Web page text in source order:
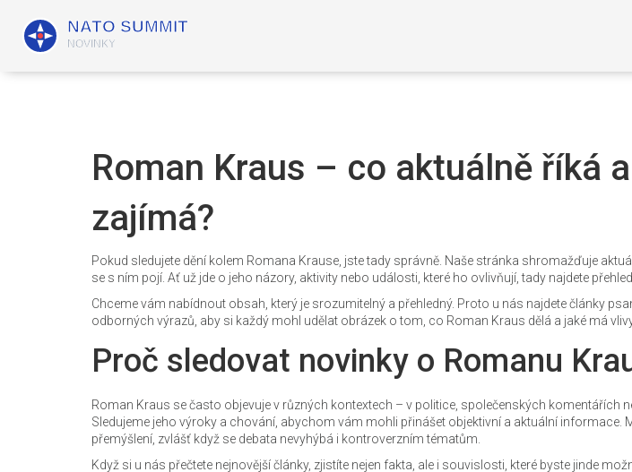
Roman Kraus – co aktuálně říká
zajímá?
Pokud sledujete dění kolem Romana Krause, jste tady správně. Naše stránka shromažďuje
se s ním pojí. Ať už jde o jeho názory, aktivity nebo události, které ho ovlivňují, tady najdete
Chceme vám nabídnout obsah, který je srozumitelný a přehledný. Proto u nás najdete články
odborných výrazů, aby si každý mohl udělat obrázek o tom, co Roman Kraus dělá a jaké má
Proč sledovat novinky o Romanu
Roman Kraus se často objevuje v různých kontextech – v politice, společenských komentářích
Sledujeme jeho výroky a chování, abychom vám mohli přinášet objektivní a aktuální informace.
přemýšlení, zvlášť když se debata nevyhýbá i kontroverzním tématům.
Když si u nás přečtete nejnovější články, zjistíte nejen fakta, ale i souvislosti, které byste jinde